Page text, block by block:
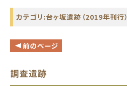
カテゴリ:台ヶ坂遺跡（2019年刊行）
前のページ
調査遺跡